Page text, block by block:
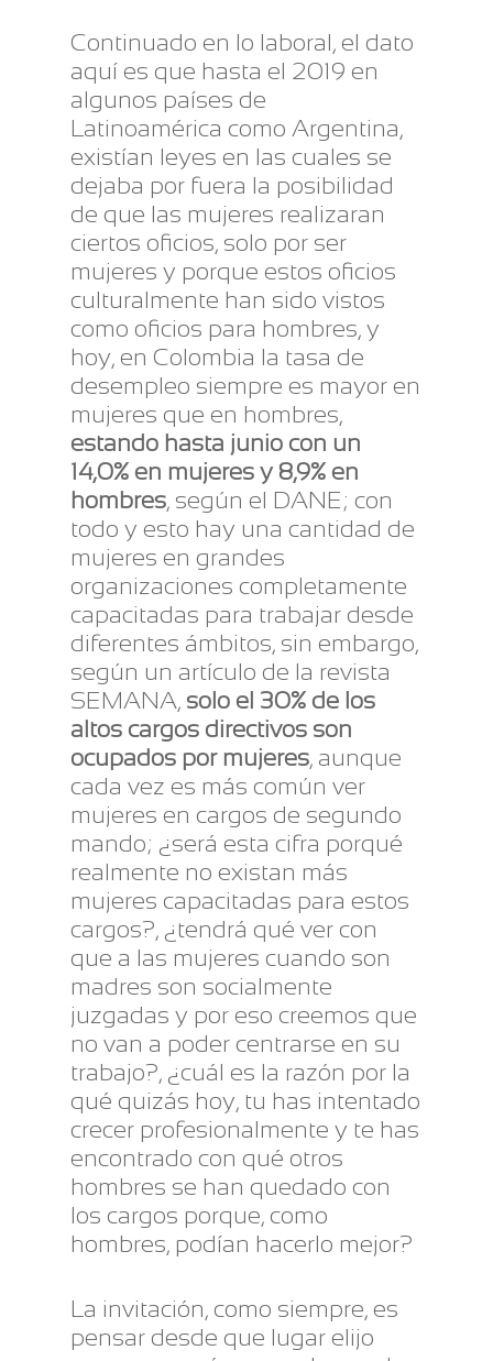
Continuado en lo laboral, el dato
aquí es que hasta el 2019 en
algunos países de
Latinoamérica como Argentina,
existían leyes en las cuales se
dejaba por fuera la posibilidad
de que las mujeres realizaran
ciertos oficios, solo por ser
mujeres y porque estos oficios
culturalmente han sido vistos
como oficios para hombres, y
hoy, en Colombia la tasa de
desempleo siempre es mayor en
mujeres que en hombres,
estando hasta junio con un
14,0% en mujeres y 8,9% en
hombres, según el DANE; con
todo y esto hay una cantidad de
mujeres en grandes
organizaciones completamente
capacitadas para trabajar desde
diferentes ámbitos, sin embargo,
según un artículo de la revista
SEMANA, solo el 30% de los
altos cargos directivos son
ocupados por mujeres, aunque
cada vez es más común ver
mujeres en cargos de segundo
mando; ¿será esta cifra porqué
realmente no existan más
mujeres capacitadas para estos
cargos?, ¿tendrá qué ver con
que a las mujeres cuando son
madres son socialmente
juzgadas y por eso creemos que
no van a poder centrarse en su
trabajo?, ¿cuál es la razón por la
qué quizás hoy, tu has intentado
crecer profesionalmente y te has
encontrado con qué otros
hombres se han quedado con
los cargos porque, como
hombres, podían hacerlo mejor?
La invitación, como siempre, es
pensar desde que lugar elijo